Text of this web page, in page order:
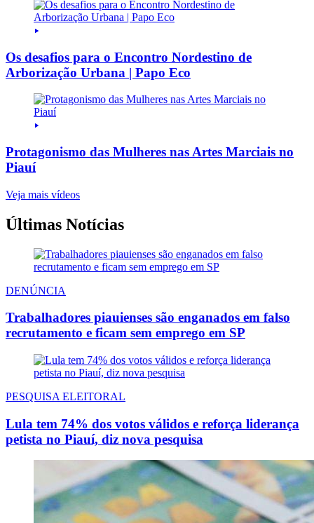
Os desafios para o Encontro Nordestino de
Arborização Urbana | Papo Eco
Protagonismo das Mulheres nas Artes Marciais no
Piauí
Veja mais vídeos
Últimas Notícias
DENÚNCIA
Trabalhadores piauienses são enganados em falso
recrutamento e ficam sem emprego em SP
PESQUISA ELEITORAL
Lula tem 74% dos votos válidos e reforça liderança
petista no Piauí, diz nova pesquisa